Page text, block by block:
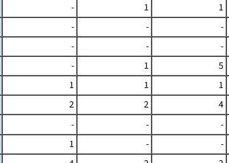
- 1 1
- - -
- - -
- 1 5
1 1 1
2 2 4
- - -
1 - -